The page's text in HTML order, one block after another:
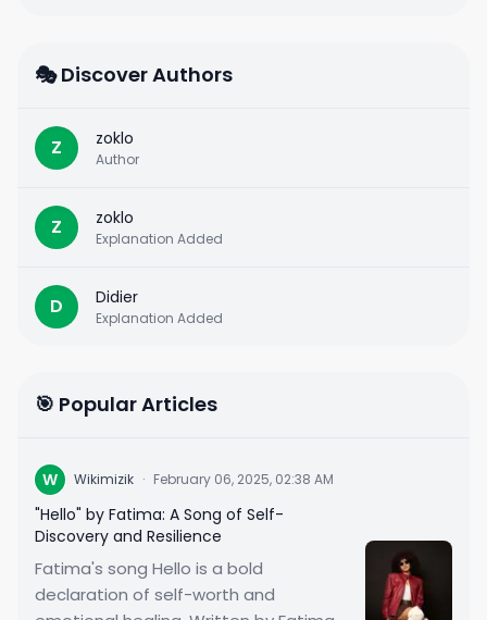
🎭 Discover Authors
Z zoklo
Author
Z zoklo
Explanation Added
D Didier
Explanation Added
🎯 Popular Articles
W Wikimizik · February 06, 2025, 02:38 AM
"Hello" by Fatima: A Song of Self-
Discovery and Resilience
Fatima's song Hello is a bold
declaration of self-worth and